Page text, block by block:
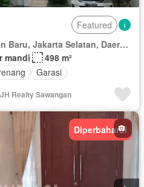
Featured
RW 01, Melawai, Kebayoran Baru, Jakarta Selatan, Daerah Khusus Ibukota Jakarta
mandi
498 m²
Garasi
Realty Sawangan
Diperbaharui